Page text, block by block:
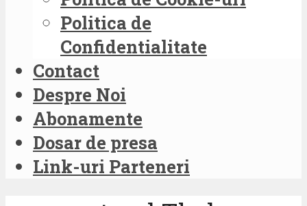
Politica de
Confidentialitate
Contact
Despre Noi
Abonamente
Dosar de presa
Link-uri Parteneri